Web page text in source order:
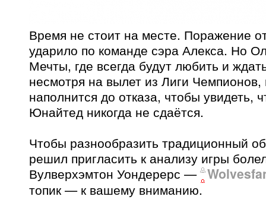
Время не стоит на месте. Поражение
ударило по команде сэра Алекса. Но
Мечты, где всегда будут любить и
несмотря на вылет из Лиги Чемпионов,
наполнится до отказа, чтобы увидеть,
Юнайтед никогда не сдаётся.
Чтобы разнообразить традиционный
решил пригласить к анализу игры
Вулверхэмтон Уондерерс —
топик — к вашему вниманию.